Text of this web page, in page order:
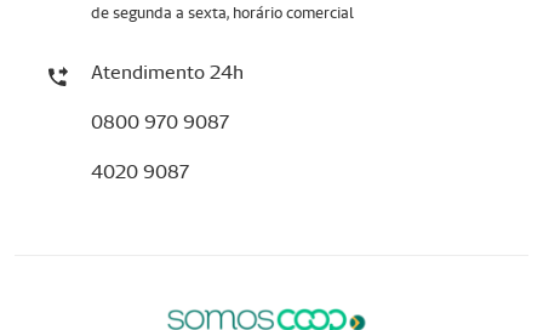
de segunda a sexta, horário comercial
Atendimento 24h
0800 970 9087
4020 9087